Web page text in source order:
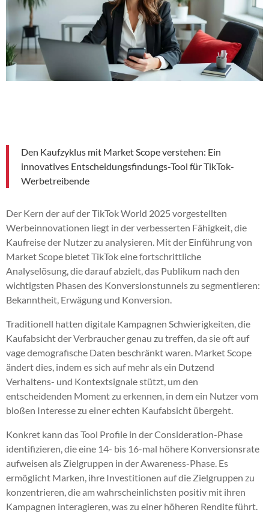
Den Kaufzyklus mit Market Scope verstehen: Ein
innovatives Entscheidungsfindungs-Tool für TikTok-
Werbetreibende
Der Kern der auf der TikTok World 2025 vorgestellten
Werbeinnovationen liegt in der verbesserten Fähigkeit, die
Kaufreise der Nutzer zu analysieren. Mit der Einführung von
Market Scope bietet TikTok eine fortschrittliche
Analyselösung, die darauf abzielt, das Publikum nach den
wichtigsten Phasen des Konversionstunnels zu segmentieren:
Bekanntheit, Erwägung und Konversion.
Traditionell hatten digitale Kampagnen Schwierigkeiten, die
Kaufabsicht der Verbraucher genau zu treffen, da sie oft auf
vage demografische Daten beschränkt waren. Market Scope
ändert dies, indem es sich auf mehr als ein Dutzend
Verhaltens- und Kontextsignale stützt, um den
entscheidenden Moment zu erkennen, in dem ein Nutzer vom
bloßen Interesse zu einer echten Kaufabsicht übergeht.
Konkret kann das Tool Profile in der Consideration-Phase
identifizieren, die eine 14- bis 16-mal höhere Konversionsrate
aufweisen als Zielgruppen in der Awareness-Phase. Es
ermöglicht Marken, ihre Investitionen auf die Zielgruppen zu
konzentrieren, die am wahrscheinlichsten positiv mit ihren
Kampagnen interagieren, was zu einer höheren Rendite führt.